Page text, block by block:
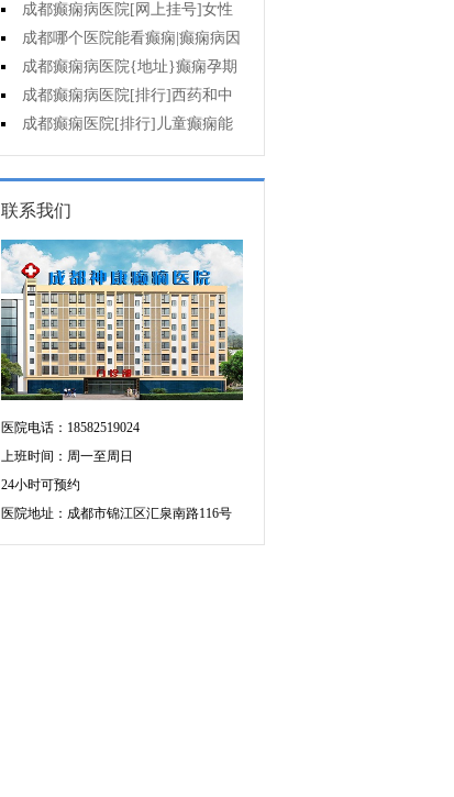
痫治疗!
性精神障碍的护理措施有哪些?
成都癫痫病医院[网上挂号]女性
癫痫治疗方法有哪些?
成都哪个医院能看癫痫|癫痫病因
治疗?成都癫痫病医院{地址}癫痫孕期
要留意什么?
成都癫痫病医院[排行]西药和中
药治羊癫疯哪个好?
成都癫痫医院[排行]儿童癫痫能
治疗好吗?
联系我们
医院电话：18582519024
上班时间：周一至周日
24小时可预约
医院地址：成都市锦江区汇泉南路116号